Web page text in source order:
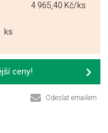
4 965,40 Kč/ks
ks
ceny!
Odeslat emailem